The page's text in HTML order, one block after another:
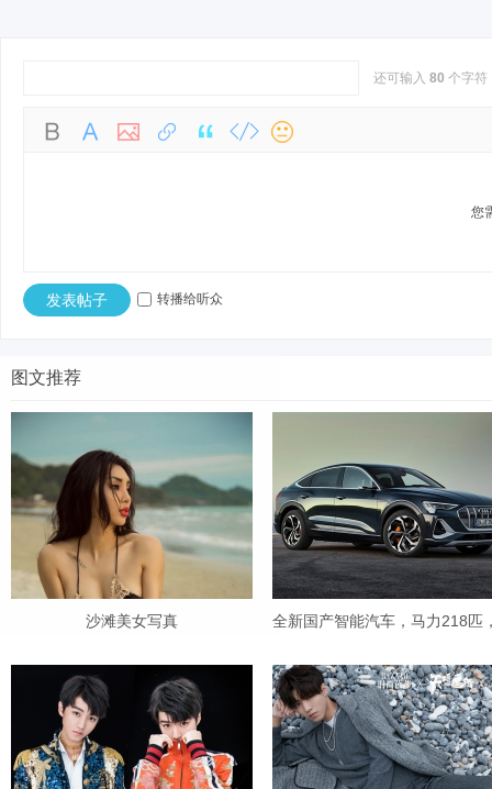
Bo
还可输入 80 个字符
您
发表帖子 转播给听众
图文推荐
沙滩美女写真 全新国产智能汽车，马力218匹